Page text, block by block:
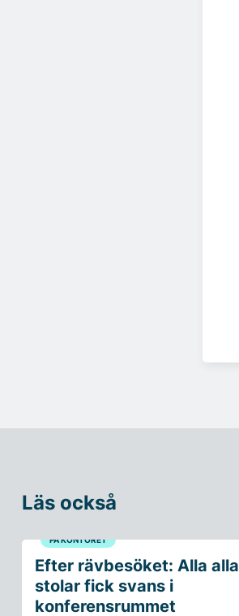
Läs också
PÅ KONTORET
Efter rävbesöket: Alla alla
stolar fick svans i
konferensrummet